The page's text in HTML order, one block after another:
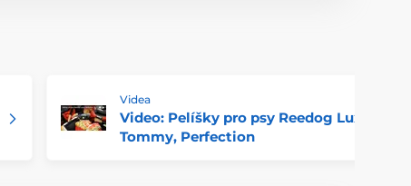
Videa
Video: Pelíšky pro psy Reedog Luxus,
Tommy, Perfection